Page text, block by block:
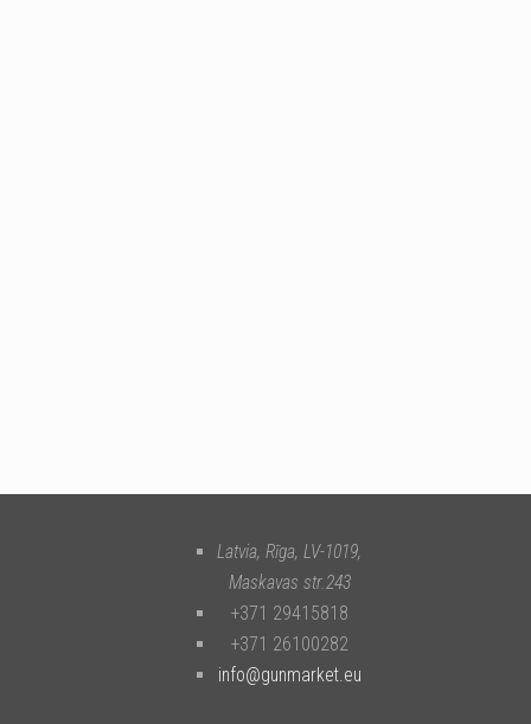
Latvia, Rīga, LV-1019,
Maskavas str.243
+371 29415818
+371 26100282
info@gunmarket.eu